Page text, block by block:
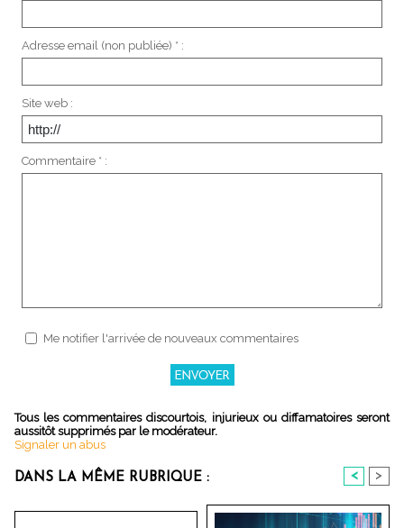
Adresse email (non publiée) * :
Site web :
Commentaire * :
Me notifier l'arrivée de nouveaux commentaires
Tous les commentaires discourtois, injurieux ou diffamatoires seront
aussitôt supprimés par le modérateur.
Signaler un abus
DANS LA MÊME RUBRIQUE : < >